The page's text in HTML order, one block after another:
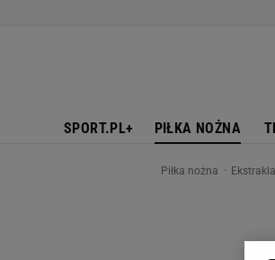
SPORT.PL+ PIŁKA NOŻNA
Piłka nożna